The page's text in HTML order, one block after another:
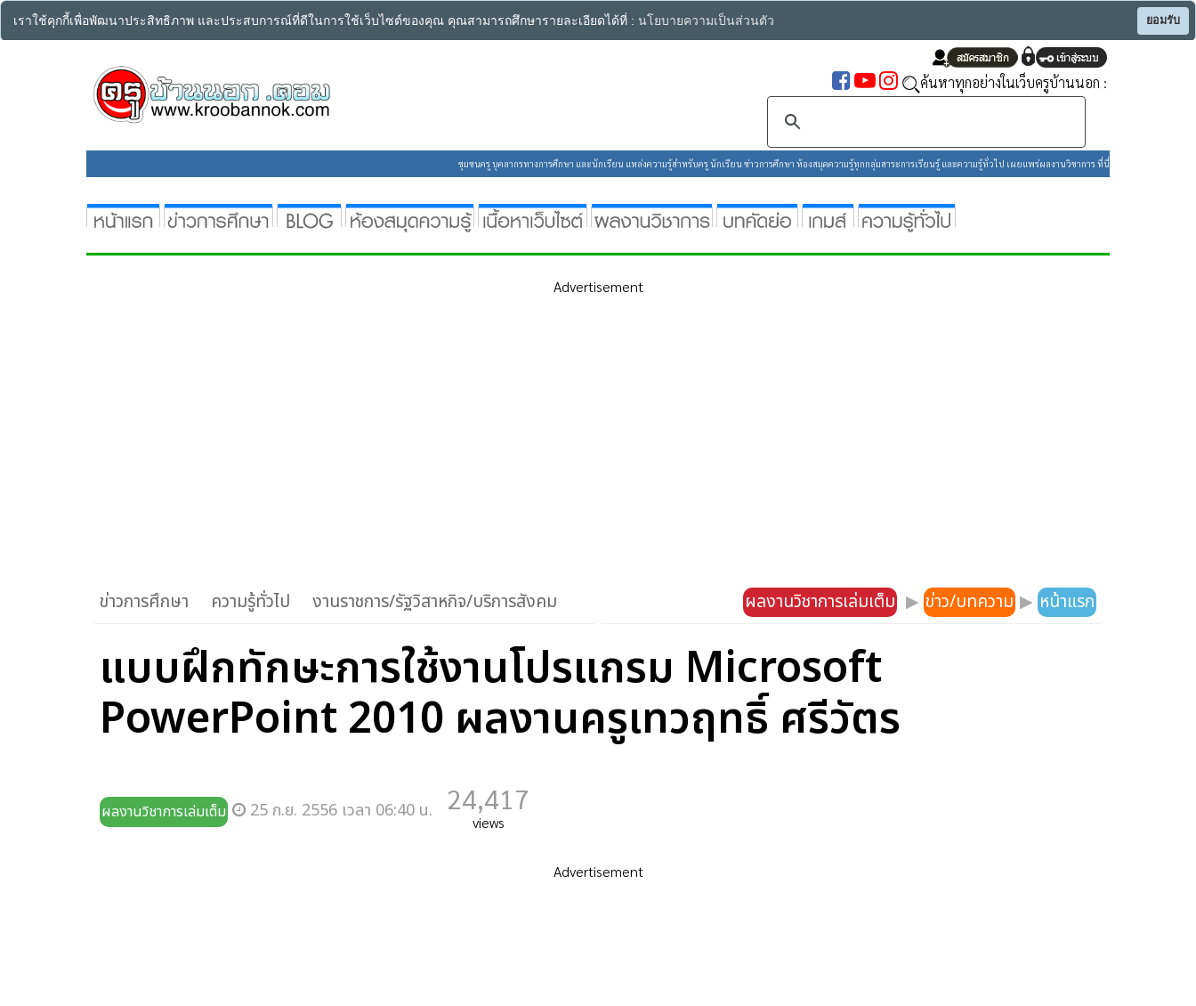
เราใช้คุกกี้เพื่อพัฒนาประสิทธิภาพ และประสบการณ์ที่ดีในการใช้เว็บไซต์ของคุณ คุณสามารถศึกษารายละเอียดได้ที่ : นโยบายความเป็นส่วนตัว ยอมรับ
ค้นหาทุกอย่างในเว็บครูบ้านนอก :
ชุมชนครู บุคลากรทางการศึกษา และนักเรียน แหล่งความรู้สำหรับครู นักเรียน ข่าวการศึกษา ห้องสมุดความรู้ทุกกลุ่มสาระการเรียนรู้ และความรู้ทั่วไป เผยแพร่ผลงานวิชาการ ที่นี่
Advertisement
ข่าวการศึกษา ความรู้ทั่วไป งานราชการ/รัฐวิสาหกิจ/บริการสังคม ผลงานวิชาการเล่มเต็ม ▶ ข่าว/บทความ ▶ หน้าแรก
แบบฝึกทักษะการใช้งานโปรแกรม Microsoft
PowerPoint 2010 ผลงานครูเทวฤทธิ์ ศรีวัตร
ผลงานวิชาการเล่มเต็ม 25 ก.ย. 2556 เวลา 06:40 น. 24,417
views
Advertisement